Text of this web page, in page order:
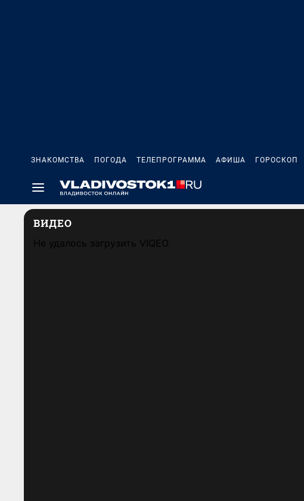
ЗНАКОМСТВА ПОГОДА ТЕЛЕПРОГРАММА АФИША ГОРОСКОП
ВИДЕО
Не удалось загрузить VIQEO